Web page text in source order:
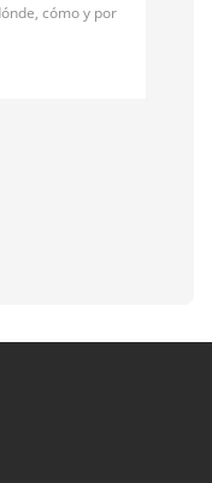
cómo y por